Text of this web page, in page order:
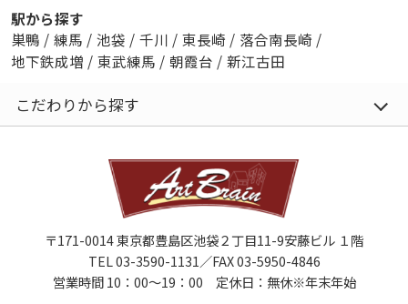
駅から探す
巣鴨 / 練馬 / 池袋 / 千川 / 東長崎 / 落合南長崎 /
地下鉄成増 / 東武練馬 / 朝霞台 / 新江古田
こだわりから探す
〒171-0014 東京都豊島区池袋２丁目11-9安藤ビル １階
TEL 03-3590-1131／FAX 03-5950-4846
営業時間 10：00～19：00 定休日：無休※年末年始